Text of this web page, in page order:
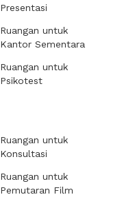
Presentasi
Ruangan untuk
Kantor Sementara
Ruangan untuk
Psikotest
Ruangan untuk
Konsultasi
Ruangan untuk
Pemutaran Film